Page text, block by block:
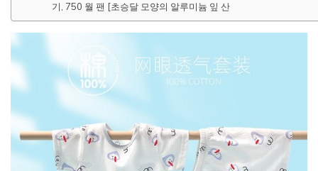
기, 750 월 팬 [초승달 모양의 알루미늄 잎 산